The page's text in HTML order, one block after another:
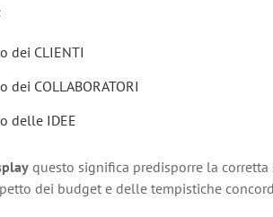
dei CLIENTI
dei COLLABORATORI
delle IDEE
questo significa predisporre la corretta
dei budget e delle tempistiche